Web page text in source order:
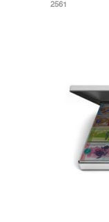
2561